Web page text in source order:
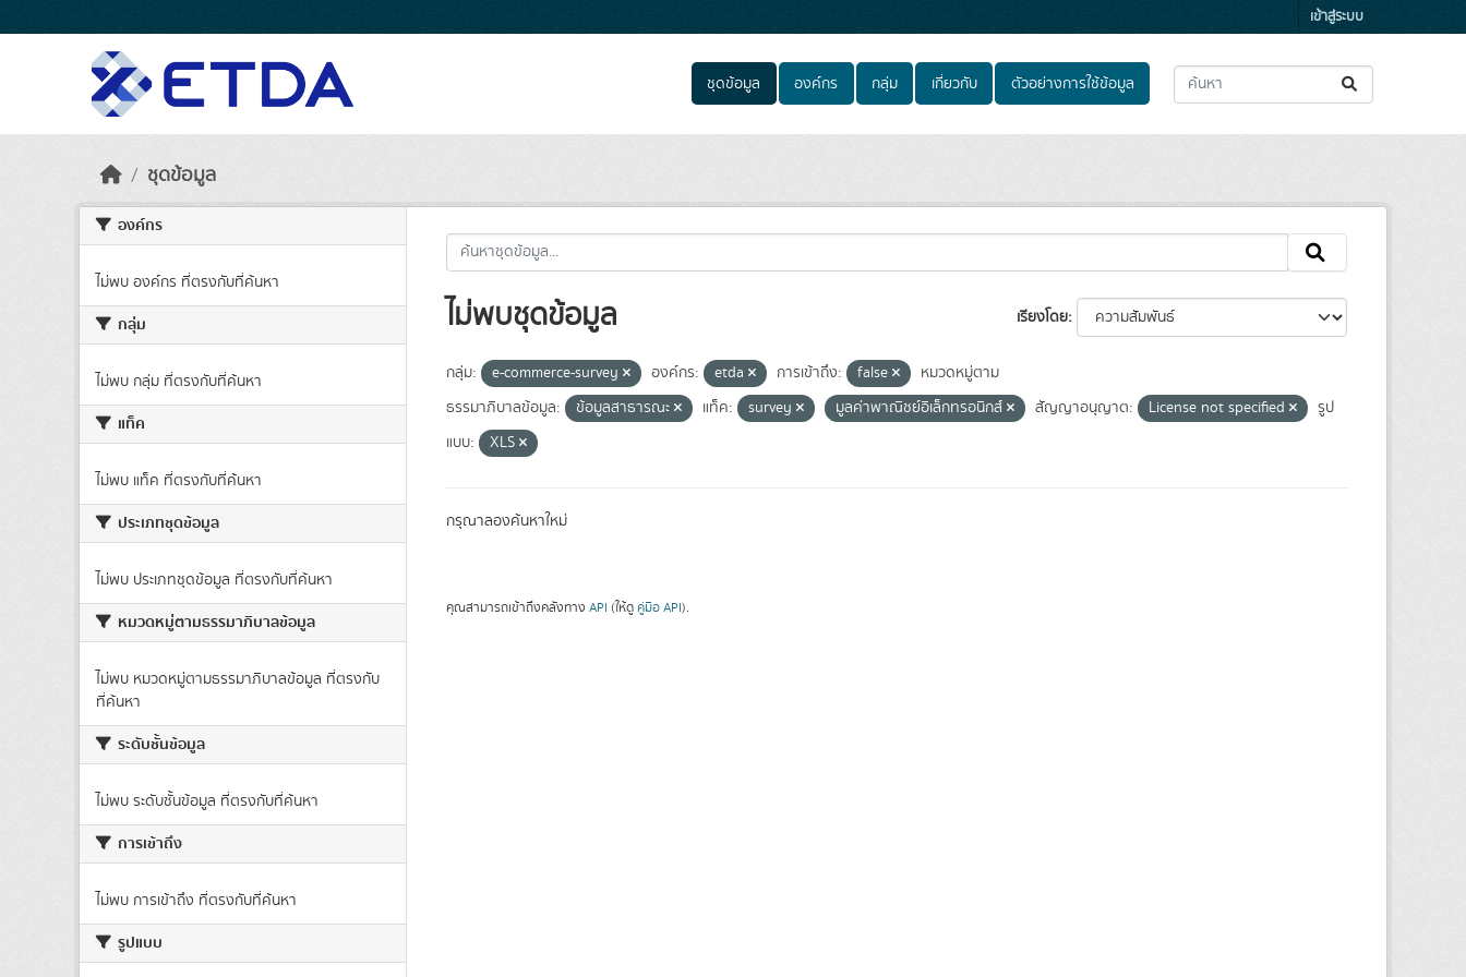
เข้าสู่ระบบ
ชุดข้อมูล องค์กร กลุ่ม เกี่ยวกับ ตัวอย่างการใช้ข้อมูล
ชุดข้อมูล
องค์กร
ไม่พบ องค์กร ที่ตรงกับที่ค้นหา
กลุ่ม
ไม่พบ กลุ่ม ที่ตรงกับที่ค้นหา
แท็ค
ไม่พบ แท็ค ที่ตรงกับที่ค้นหา
ประเภทชุดข้อมูล
ไม่พบ ประเภทชุดข้อมูล ที่ตรงกับที่ค้นหา
หมวดหมู่ตามธรรมาภิบาลข้อมูล
ไม่พบ หมวดหมู่ตามธรรมาภิบาลข้อมูล ที่ตรงกับ
ที่ค้นหา
ระดับชั้นข้อมูล
ไม่พบ ระดับชั้นข้อมูล ที่ตรงกับที่ค้นหา
การเข้าถึง
ไม่พบ การเข้าถึง ที่ตรงกับที่ค้นหา
รูปแบบ
เรียงโดย
ไม่พบชุดข้อมูล
กลุ่ม: e-commerce-survey องค์กร: etda การเข้าถึง: false
หมวดหมู่ตาม
ธรรมาภิบาลข้อมูล:
ข้อมูลสาธารณะ แท็ค: survey มูลค่าพาณิชย์อิเล็กทรอนิกส์ สัญญาอนุญาต: License not specified
รูป
แบบ:
XLS
กรุณาลองค้นหาใหม่
คุณสามารถเข้าถึงคลังทาง API (ให้ดู คู่มือ API).